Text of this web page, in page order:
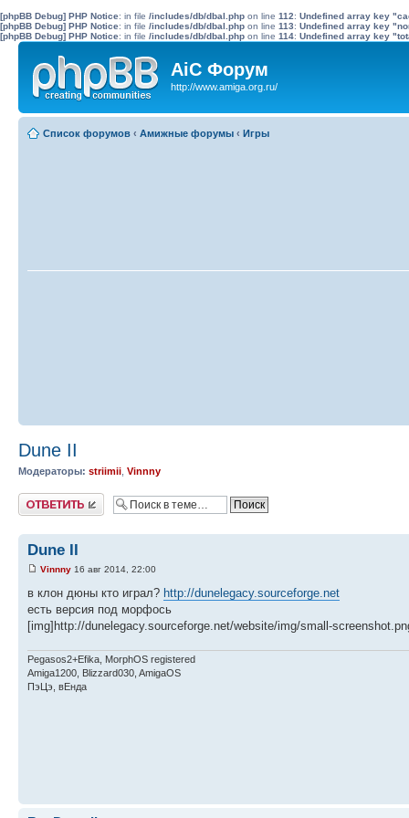
[phpBB Debug] PHP Notice: in file /includes/db/dbal.php on line 112: Undefined array key
[phpBB Debug] PHP Notice: in file /includes/db/dbal.php on line 113: Undefined array key
[phpBB Debug] PHP Notice: in file /includes/db/dbal.php on line 114: Undefined array key
AiC Форум
http://www.amiga.org.ru/
Список форумов ‹ Амижные форумы ‹ Игры
Dune II
Модераторы: striimii Vinnny
Ответить
Dune II
Vinnny 16 авг 2014, 22:00
в клон дюны кто играл? http://dunelegacy.sourceforge.net
есть версия под морфось
[img]http://dunelegacy.sourceforge.net/website/img/small-
Pegasos2+Efika, MorphOS registered
Amiga1200, Blizzard030, AmigaOS
ПэЦэ, вЕнда